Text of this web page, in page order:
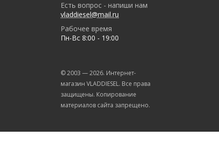
Есть вопрос - напиши нам
vladdiesel@mail.ru
Рабочее время
Пн-Вс 8:00 - 19:00
© 2003 —2026. Интернет-
магазин VLADDIESEL. Все права
защищены. Копирование
материалов сайта запрещено.